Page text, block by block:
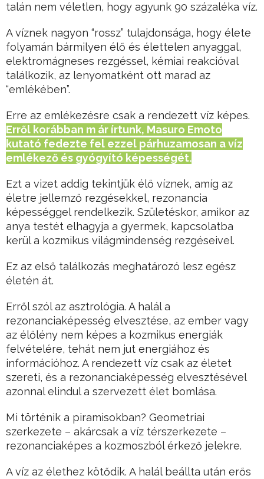
talán nem véletlen, hogy agyunk 90 százaléka víz.
A víznek nagyon “rossz” tulajdonsága, hogy élete
folyamán bármilyen élő és élettelen anyaggal,
elektromágneses rezgéssel, kémiai reakcióval
találkozik, az lenyomatként ott marad az
“emlékében”.
Erre az emlékezésre csak a rendezett víz képes.
Erről korábban m ár írtunk, Masuro Emoto
kutató fedezte fel ezzel párhuzamosan a víz
emlékező és gyógyító képességét.
Ezt a vizet addig tekintjük élő víznek, amíg az
életre jellemző rezgésekkel, rezonancia
képességgel rendelkezik. Születéskor, amikor az
anya testét elhagyja a gyermek, kapcsolatba
kerül a kozmikus világmindenség rezgéseivel.
Ez az első találkozás meghatározó lesz egész
életén át.
Erről szól az asztrológia. A halál a
rezonanciaképesség elvesztése, az ember vagy
az élőlény nem képes a kozmikus energiák
felvételére, tehát nem jut energiához és
információhoz. A rendezett víz csak az életet
szereti, és a rezonanciaképesség elvesztésével
azonnal elindul a szervezett élet bomlása.
Mi történik a piramisokban? Geometriai
szerkezete – akárcsak a víz térszerkezete –
rezonanciaképes a kozmoszból érkező jelekre.
A víz az élethez kötődik. A halál beállta után erős